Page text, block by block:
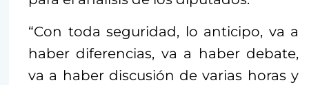
“Con toda seguridad, lo anticipo, va a
haber diferencias, va a haber debate,
va a haber discusión de varias horas y